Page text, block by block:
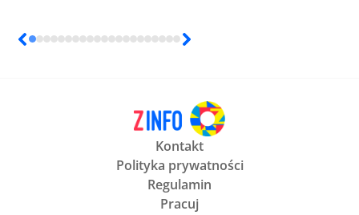
Kontakt
Polityka prywatności
Regulamin
Pracuj